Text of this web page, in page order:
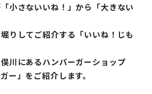
小さないいね！」から「大きない
りしてご紹介する「いいね！じも
川にあるハンバーガーショップ
ー」をご紹介します。